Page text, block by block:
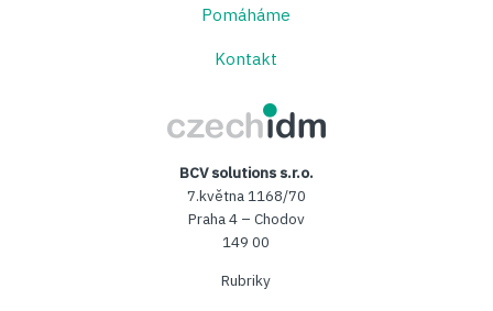
Pomáháme
Kontakt
BCV solutions s.r.o.
7.května 1168/70
Praha 4 – Chodov
149 00
Rubriky